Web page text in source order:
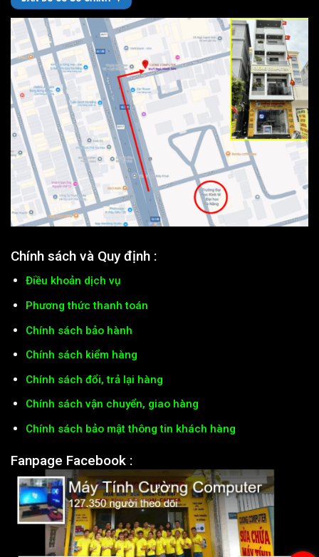
Chính sách và Quy định :
Điều khoản dịch vụ
Phương thức thanh toán
Chính sách bảo hành
Chính sách kiểm hàng
Chính sách đổi, trả lại hàng
Chính sách vận chuyển, giao hàng
Chính sách bảo mật thông tin khách hàng
Fanpage Facebook :